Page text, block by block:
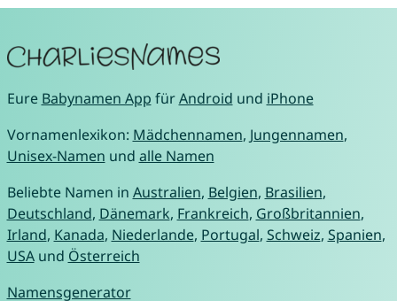
Eure Babynamen App fürAndroid und iPhone
Vornamenlexikon: Mädchennamen, Jungennamen,
Unisex-Namen und alle Namen
Beliebte Namen in Australien, Belgien, Brasilien,
Deutschland, Dänemark, Frankreich, Großbritannien,
Irland, Kanada, Niederlande, Portugal, Schweiz, Spanien,
USAund Österreich
Namensgenerator